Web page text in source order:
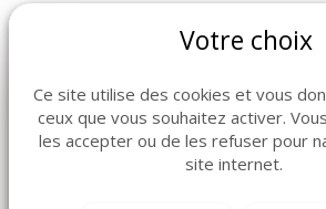
Votre choix
Ce site utilise des cookies et vous
ceux que vous souhaitez activer.
les accepter ou de les refuser pour
site internet.